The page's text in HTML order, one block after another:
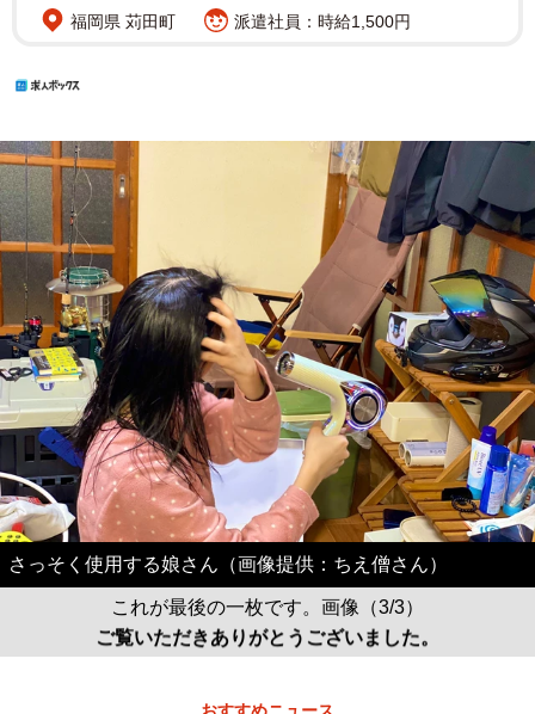
福岡県 苅田町
派遣社員：時給1,500円
さっそく使用する娘さん（画像提供：ちえ僧さん）
これが最後の一枚です。画像（3/3）
ご覧いただきありがとうございました。